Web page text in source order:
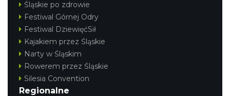
Śląskie po zdrowie
Festiwal Górnej Odry
Festiwal DziewięćSił
Kajakiem przez Śląskie
Narty w Śląskim
Rowerem przez Śląskie
Silesia Convention
Regionalne